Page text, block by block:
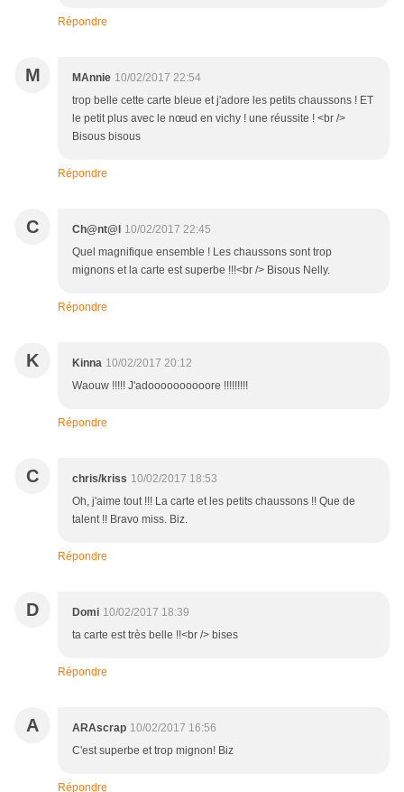
Répondre
M MAnnie 10/02/2017 22:54
trop belle cette carte bleue et j'adore les petits chaussons ! ET
le petit plus avec le nœud en vichy ! une réussite ! <br />
Bisous bisous
Répondre
C Ch@nt@l
10/02/2017 22:45
Quel magnifique ensemble ! Les chaussons sont trop
mignons et la carte est superbe !!!<br /> Bisous Nelly.
Répondre
K Kinna 10/02/2017 20:12
Waouw !!!!! J'adoooooooooore !!!!!!!!!
Répondre
C chris/kriss 10/02/2017 18:53
Oh, j'aime tout !!! La carte et les petits chaussons !! Que de
talent !! Bravo miss. Biz.
Répondre
D Domi 10/02/2017 18:39
ta carte est très belle !!<br /> bises
Répondre
A ARAscrap 10/02/2017 16:56
C'est superbe et trop mignon! Biz
Répondre